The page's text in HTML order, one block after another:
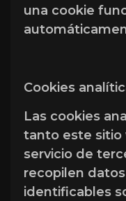
una cookie
Cookies
Las cookies
tanto este sitio
servicio de
recopilen
identificables